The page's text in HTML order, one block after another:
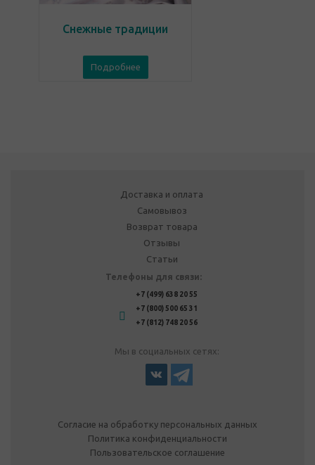
Снежные традиции
Подробнее
Доставка и оплата
Самовывоз
Возврат товара
Отзывы
Статьи
Телефоны для связи:
+7 (499) 638 20 55
+7 (800) 500 65 31
+7 (812) 748 20 56
Мы в социальных сетях:
Согласие на обработку персональных данных
Политика конфиденциальности
Пользовательское соглашение